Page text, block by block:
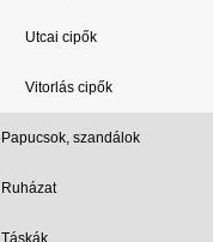
Utcai cipők
Vitorlás cipők
Papucsok, szandálok
Ruházat
Táskák